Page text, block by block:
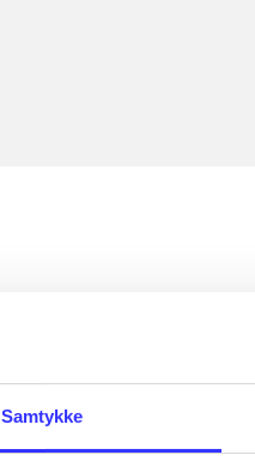
Samtykke
...